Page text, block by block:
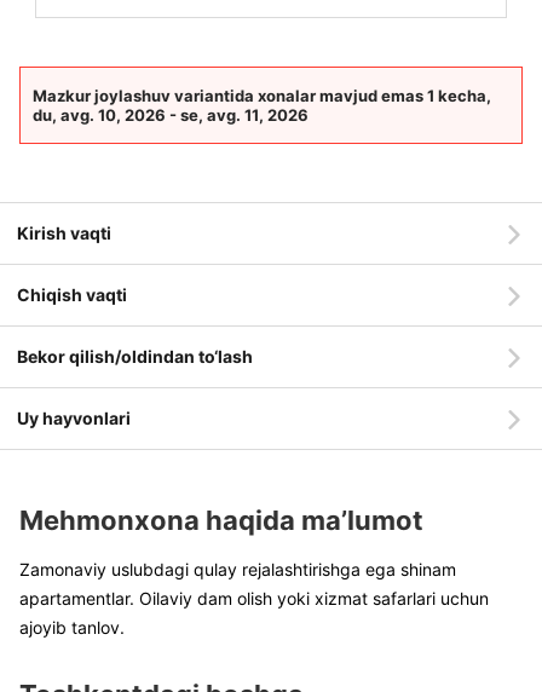
Mazkur joylashuv variantida xonalar mavjud emas 1 kecha,
du, avg. 10, 2026 - se, avg. 11, 2026
Kirish vaqti
Chiqish vaqti
Bekor qilish/oldindan to‘lash
Uy hayvonlari
Mehmonxona haqida ma’lumot
Zamonaviy uslubdagi qulay rejalashtirishga ega shinam
apartamentlar. Oilaviy dam olish yoki xizmat safarlari uchun
ajoyib tanlov.